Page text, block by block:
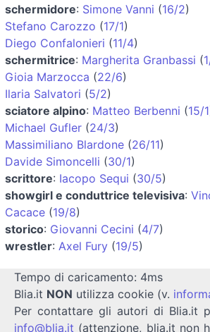
schermidore: Simone Vanni (16/2)
Stefano Carozzo (17/1)
Diego Confalonieri (11/4)
schermitrice: Margherita Granbassi (
Gioia Marzocca (22/6)
Ilaria Salvatori (5/2)
sciatore alpino: Matteo Berbenni (15/1
Michael Gufler (24/3)
Massimiliano Blardone (26/11)
Davide Simoncelli (30/1)
scrittore: Iacopo Sequi (30/5)
showgirl e conduttrice televisiva:
Cacace (19/8)
storico: Giovanni Cecini (4/7)
wrestler: Axel Fury (19/5)
Tempo di caricamento: 4ms
Blia.it NON utilizza cookie (v.
Per contattare gli autori di Blia.it
info@blia.it (attenzione, blia.it non